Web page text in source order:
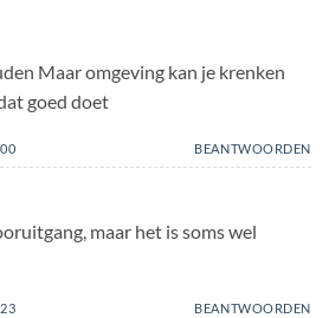
Maar omgeving kan je krenken
goed doet
BEANTWOORDEN
maar het is soms wel
BEANTWOORDEN